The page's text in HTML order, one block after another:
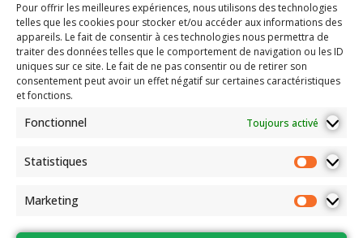
Pour offrir les meilleures expériences, nous utilisons des technologies
telles que les cookies pour stocker et/ou accéder aux informations des
appareils. Le fait de consentir à ces technologies nous permettra de
traiter des données telles que le comportement de navigation ou les ID
uniques sur ce site. Le fait de ne pas consentir ou de retirer son
consentement peut avoir un effet négatif sur certaines caractéristiques
et fonctions.
Fonctionnel Toujours activé
Statistiques
Marketing